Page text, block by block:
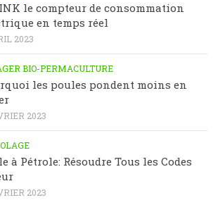
le compteur de consommation
en temps réel
2023
BIO-PERMACULTURE
les poules pondent moins en
2023
à Pétrole: Résoudre Tous les Codes
2023